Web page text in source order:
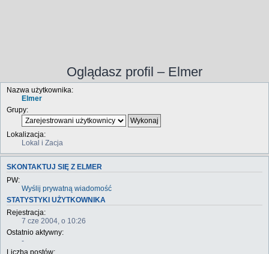
Oglądasz profil – Elmer
Nazwa użytkownika:
Elmer
Grupy:
Lokalizacja:
Lokal i Zacja
SKONTAKTUJ SIĘ Z ELMER
PW:
Wyślij prywatną wiadomość
STATYSTYKI UŻYTKOWNIKA
Rejestracja:
7 cze 2004, o 10:26
Ostatnio aktywny:
-